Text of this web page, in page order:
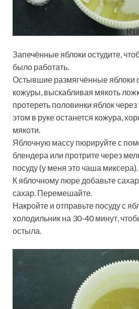
Запечённые яблоки остудите,
было работать.
Остывшие размягчённые яблоки
кожуры, выскабливая мякоть
протереть половинки яблок через
этом в руке останется кожура,
мякоти.
Яблочную массу пюрируйте с
блендера или протрите через
посуду (у меня это чаша миксера).
К яблочному пюре добавьте
сахар. Перемешайте.
Накройте и отправьте посуду с
холодильник на 30-40 минут,
остыла.